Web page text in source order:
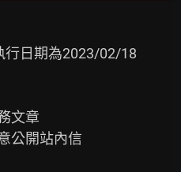
行日期為2023/02/18
文章
公開站內信